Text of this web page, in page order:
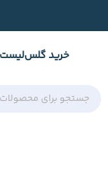
خرید گلس